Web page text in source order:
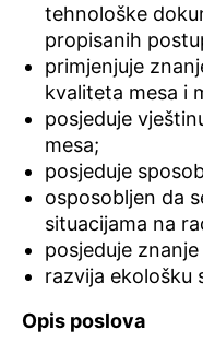
tehnološke
propisanih
primjenjuje
kvaliteta mesa i
posjeduje
mesa;
posjeduje
osposobljen da
situacijama na
posjeduje
razvija ekološku
Opis poslova